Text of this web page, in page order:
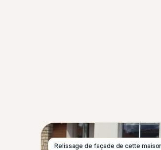
Relissage de façade de cette